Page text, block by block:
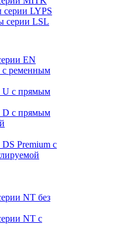
LYPS
серии LSL
EN
с ременным
U с прямым
D с прямым
Premium с
NT без
NT c